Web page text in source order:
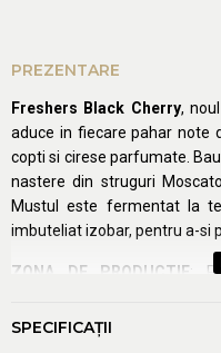
PREZENTARE
Freshers Black Cherry,
aduce in fiecare pahar note
copti si cirese parfumate.
nastere din struguri
Mustul este fermentat la
imbuteliat izobar, pentru a-si
ZONA DE PRODUCTIE:
SOI DE STRUGURI
SPECIFICAŢII